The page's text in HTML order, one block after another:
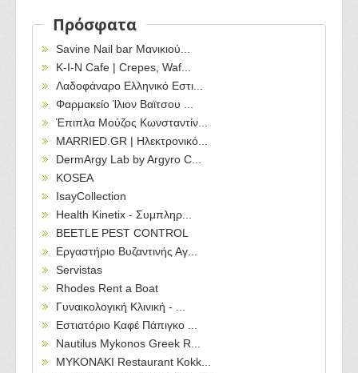
Πρόσφατα
Savine Nail bar Μανικιού...
Κ-Ι-Ν Cafe | Crepes, Waf...
Λαδοφάναρο Ελληνικό Εστι...
Φαρμακείο Ίλιον Βαϊτσου ...
Έπιπλα Μούζος Κωνσταντίν...
MARRIED.GR | Ηλεκτρονικό...
DermArgy Lab by Argyro C...
KOSEA
IsayCollection
Health Kinetix - Συμπληρ...
BEETLE PEST CONTROL
Εργαστήριο Βυζαντινής Αγ...
Servistas
Rhodes Rent a Boat
Γυναικολογική Κλινική - ...
Εστιατόριο Καφέ Πάπιγκο ...
Nautilus Mykonos Greek R...
MYKONAKI Restaurant Kokk...